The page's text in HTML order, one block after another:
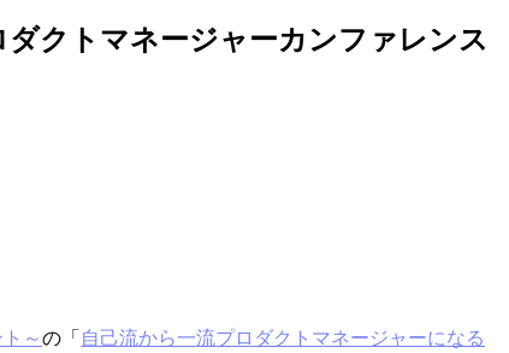
クトマネージャーカンファレンス
～の「自己流から一流プロダクトマネージャーになる